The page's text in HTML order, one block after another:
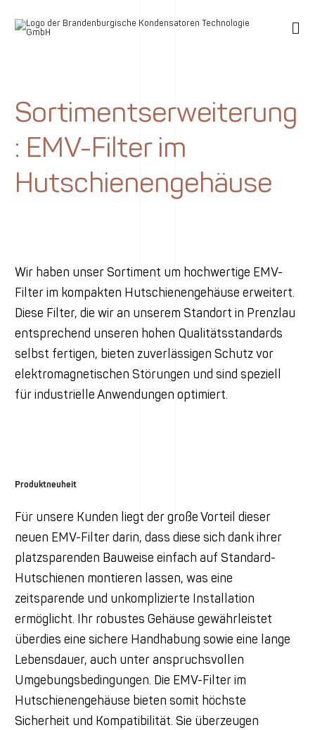
Sortimentserweiterung
: EMV-Filter im
Hutschienengehäuse
Wir haben unser Sortiment um hochwertige EMV-
Filter im kompakten Hutschienengehäuse erweitert.
Diese Filter, die wir an unserem Standort in Prenzlau
entsprechend unseren hohen Qualitätsstandards
selbst fertigen, bieten zuverlässigen Schutz vor
elektromagnetischen Störungen und sind speziell
für industrielle Anwendungen optimiert.
Produktneuheit
Für unsere Kunden liegt der große Vorteil dieser
neuen EMV-Filter darin, dass diese sich dank ihrer
platzsparenden Bauweise einfach auf Standard-
Hutschienen montieren lassen, was eine
zeitsparende und unkomplizierte Installation
ermöglicht. Ihr robustes Gehäuse gewährleistet
überdies eine sichere Handhabung sowie eine lange
Lebensdauer, auch unter anspruchsvollen
Umgebungsbedingungen. Die EMV-Filter im
Hutschienengehäuse bieten somit höchste
Sicherheit und Kompatibilität. Sie überzeugen